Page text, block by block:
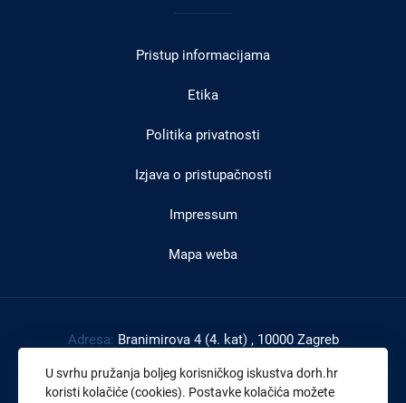
Pristup informacijama
Etika
Politika privatnosti
Izjava o pristupačnosti
Impressum
Mapa weba
Adresa: Branimirova 4 (4. kat) , 10000 Zagreb
Tel: +385 1 4591 888
Faks:+385 1 4591 816
U svrhu pružanja boljeg korisničkog iskustva dorh.hr
koristi kolačiće (cookies). Postavke kolačića možete